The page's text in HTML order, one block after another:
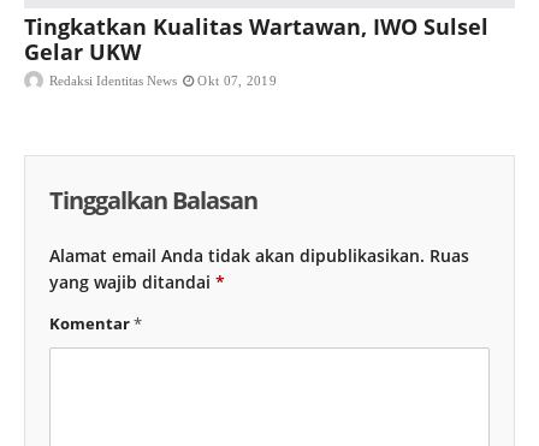
Tingkatkan Kualitas Wartawan, IWO Sulsel
Gelar UKW
Redaksi Identitas News Okt 07, 2019
Tinggalkan Balasan
Alamat email Anda tidak akan dipublikasikan. Ruas
yang wajib ditandai *
Komentar*